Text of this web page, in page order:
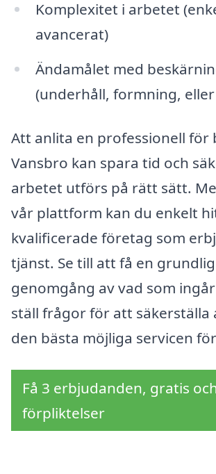
Komplexitet i arbetet
avancerat)
Ändamålet med
(underhåll, formning,
Att anlita en professionell för
Vansbro kan spara tid och
arbetet utförs på rätt sätt.
vår plattform kan du enkelt
kvalificerade företag som
tjänst. Se till att få en grundlig
genomgång av vad som
ställ frågor för att säkerställa
den bästa möjliga servicen
Få 3 erbjudanden, gratis
förpliktelser